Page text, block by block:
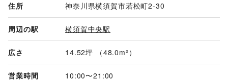
住所 神奈川県横須賀市若松町2-30
周辺の駅 横須賀中央駅
広さ 14.52坪 （48.0m²）
営業時間 10:00〜21:00